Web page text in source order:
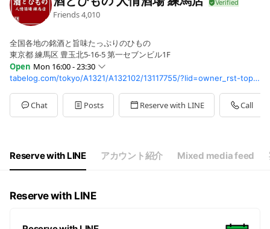
Friends4,010
全国各地の銘酒と旨味たっぷりのひもの
東京都 練馬区 豊玉北5-16-5 第一セブンビル1F
Open Mon 16:00 - 23:30
Sun16:00 - 23:30
Mon16:00 - 23:30
Tue16:00 - 23:30
Wed16:00 - 23:30
16:00 - 23:30
祝祭日も変わらず毎日16時〜OPEN！
tabelog.com/tokyo/A1321/A132102/13117755/?lid=owner_rst-top-jitempo_pc
Chat Posts Reserve with LINE Call
Reserve with LINE アカウント紹介 Mixed media feed
Reserve with LINE